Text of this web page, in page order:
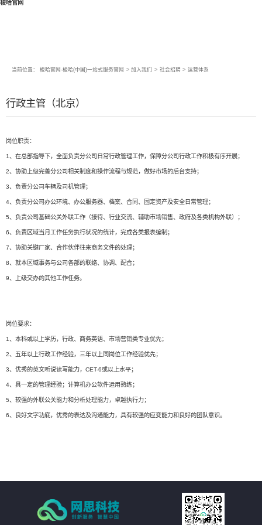
梭哈官网
当前位置： 梭哈官网-梭哈(中国)一站式服务官网 > 加入我们 > 社会招聘 > 运营体系
行政主管（北京）
岗位职责：
1、在总部指导下，全面负责分公司日常行政管理工作，保障分公司行政工作积极有序开展；
2、协助上级完善分公司相关制度和操作流程与规范，做好市场的后台支持；
3、负责分公司车辆及司机管理；
4、负责分公司办公环境、办公服务器、档案、合同、固定资产及安全日常管理；
5、负责公司基础公关外联工作（接待、行业交流、辅助市场销售、政府及各类机构外联）；
6、负责区域当月工作任务执行状况的统计，完成各类报表编制；
7、协助关键厂家、合作伙伴往来商务文件的处理；
8、就本区域事务与公司各部的联络、协调、配合；
9、上级交办的其他工作任务。
岗位要求：
1、本科或以上学历，行政、商务英语、市场营销类专业优先；
2、五年以上行政工作经验，三年以上同岗位工作经验优先；
3、优秀的英文听说读写能力，CET-6或以上水平；
4、具一定的管理经验；计算机办公软件运用熟练；
5、较强的外联公关能力和分析处理能力，卓越执行力；
6、良好文字功底，优秀的表达及沟通能力，具有较强的应变能力和良好的团队意识。